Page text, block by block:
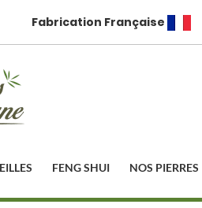
Fabrication Française
FENG SHUI NOS PIERRES